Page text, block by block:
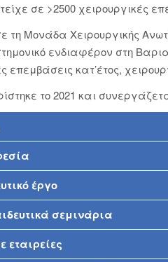
σε >2500 χειρουργικές
τη Μονάδα Χειρουργικής
ενδιαφέρον στη
επεμβάσεις κατ’έτος,
το 2021 και
έργο
σεμινάρια
εταιρείες